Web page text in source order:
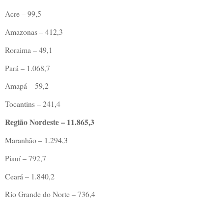
Acre – 99,5
Amazonas – 412,3
Roraima – 49,1
Pará – 1.068,7
Amapá – 59,2
Tocantins – 241,4
Região Nordeste – 11.865,3
Maranhão – 1.294,3
Piauí – 792,7
Ceará – 1.840,2
Rio Grande do Norte – 736,4